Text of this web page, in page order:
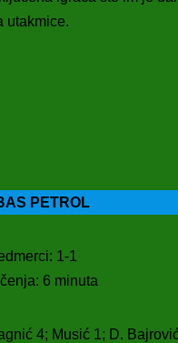
utakmice.
PETROL
1-1
6 minuta
4; Musić 1; D.